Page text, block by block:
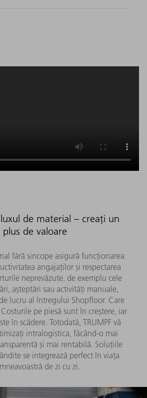
de material – creați un
plus de valoare
fără sincope asigură funcționarea
angajaților și respectarea
neprevăzute, de exemplu cele
așteptări sau activități manuale,
lucru al întregului Shopfloor. Care
pe piesă sunt în creștere, iar
în scădere. Totodată, TRUMPF vă
intralogistica, făcând-o mai
și mai rentabilă. Soluțiile
se integrează perfect în viața
de zi cu zi.